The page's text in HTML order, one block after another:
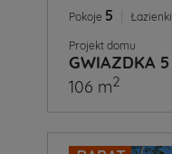
Pokoje 5 Łazienki
Projekt domu
GWIAZDKA 5
106 m2